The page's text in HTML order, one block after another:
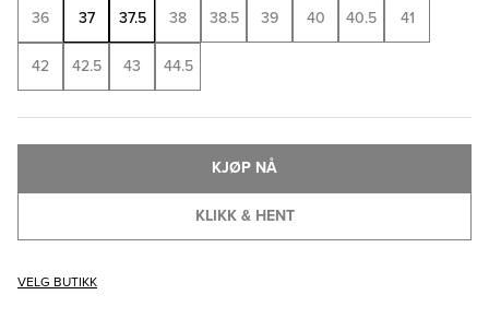
36 37 37.5 38 38.5 39 40 40.5 41
42 42.5 43 44.5
KLIKK & HENT
KJØP NÅ
VELG BUTIKK